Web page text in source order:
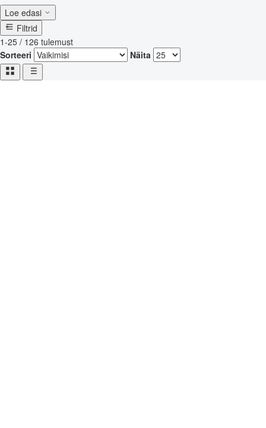
Loe edasi
Filtrid
1-25 / 126 tulemust
Sorteeri
Näita